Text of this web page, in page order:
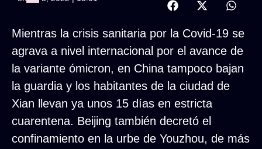
Mientras la crisis sanitaria por la Covid-19 se
agrava a nivel internacional por el avance de
la variante ómicron, en China tampoco bajan
la guardia y los habitantes de la ciudad de
Xian llevan ya unos 15 días en estricta
cuarentena. Beijing también decretó el
confinamiento en la urbe de Youzhou, de más
Failed to initialize plugin: wplink